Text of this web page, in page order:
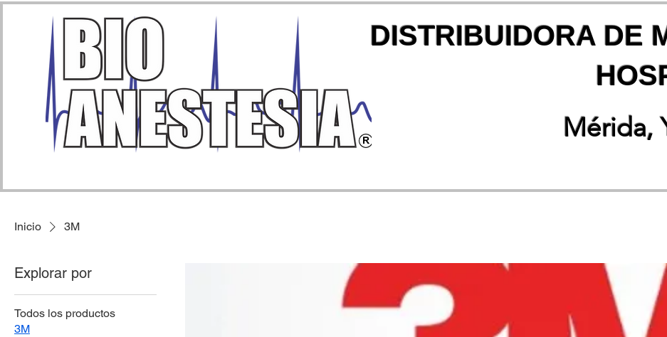
DISTRIBUIDORA DE
Mérida,
Inicio 3M
Explorar por
Todos los productos
3M